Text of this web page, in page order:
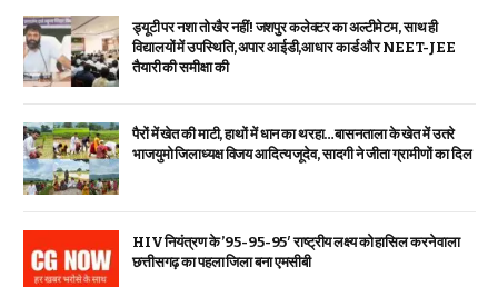
ड्यूटी पर नशा तो खैर नहीं! जशपुर कलेक्टर का अल्टीमेटम, साथ ही
विद्यालयों में उपस्थिति, अपार आईडी,आधार कार्ड और NEET-JEE
तैयारी की समीक्षा की
पैरों में खेत की माटी, हाथों में धान का थरहा…बासनताला के खेत में उतरे
भाजयुमो जिलाध्यक्ष विजय आदित्य जूदेव, सादगी ने जीता ग्रामीणों का दिल
HIV नियंत्रण के ’95-95-95′ राष्ट्रीय लक्ष्य को हासिल करने वाला
छत्तीसगढ़ का पहला जिला बना एमसीबी